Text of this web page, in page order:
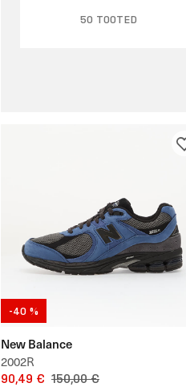
-40 %
New Balance
2002R
90,49 € 150,00 €
50 TOOTED